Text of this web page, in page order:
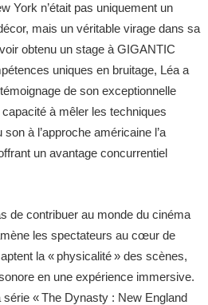
York n’était pas uniquement un
mais un véritable virage dans sa
obtenu un stage à GIGANTIC
uniques en bruitage, Léa a
de son exceptionnelle
à mêler les techniques
à l’approche américaine l’a
un avantage concurrentiel
de contribuer au monde du cinéma
les spectateurs au cœur de
la « physicalité » des scènes,
en une expérience immersive.
« The Dynasty : New England